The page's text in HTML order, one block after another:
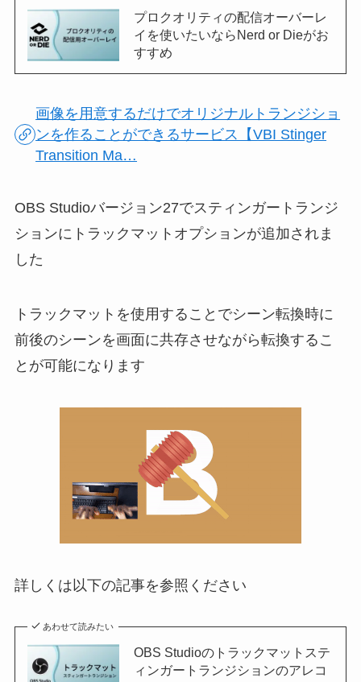
プロクオリティの配信オーバーレ
イを使いたいならNerd or Dieがお
すすめ
画像を用意するだけでオリジナルトランジショ
ンを作ることができるサービス【VBI Stinger
Transition Ma…
OBS Studioバージョン27でスティンガートランジ
ションにトラックマットオプションが追加されま
した
トラックマットを使用することでシーン転換時に
前後のシーンを画面に共存させながら転換するこ
とが可能になります
詳しくは以下の記事を参照ください
あわせて読みたい
OBS Studioのトラックマットステ
ィンガートランジションのアレコ